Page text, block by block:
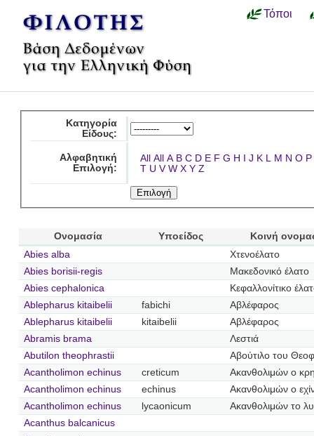
Τόποι
Κατηγορία
Είδους:
Αλφαβητική
Επιλογή:
All All A B C D E F G H I J K L M N O P
T U V W X Y Z
Ονομασία Υποείδος
Κοινή
Abies alba
Χτενοέλατο
Abies borisii-regis
Μακεδονικό έλατο
Abies cephalonica
Κεφαλλονίτικο
Ablepharus kitaibelii
fabichi
Αβλέφαρος
Ablepharus kitaibelii
kitaibelii
Αβλέφαρος
Abramis brama
Λεστιά
Abutilon theophrastii
Αβούτιλο του
Acantholimon echinus
creticum
Ακανθολιμών ο
Acantholimon echinus
echinus
Ακανθολιμών ο
Acantholimon echinus
lycaonicum
Ακανθολιμών το
Acanthus balcanicus